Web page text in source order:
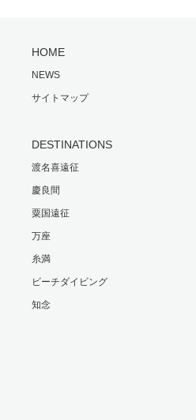
HOME
NEWS
サイトマップ
DESTINATIONS
渡名喜遠征
慶良間
粟国遠征
万座
糸満
ビーチダイビング
知念